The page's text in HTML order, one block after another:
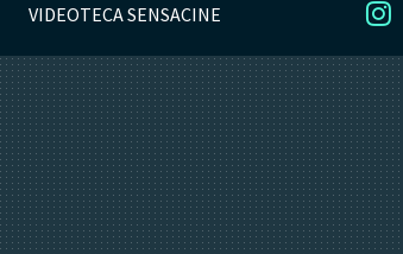
VIDEOTECA SENSACINE